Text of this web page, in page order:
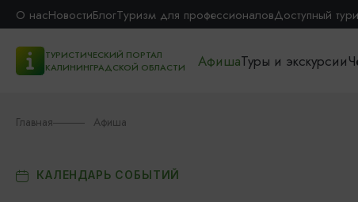
О насНовостиБлогТуризм для профессионаловДоступный
ТУРИСТИЧЕСКИЙ ПОРТАЛ
КАЛИНИНГРАДСКОЙ ОБЛАСТИ
АфишаТуры и экскурсии
Главная Афиша
КАЛЕНДАРЬ СОБЫТИЙ